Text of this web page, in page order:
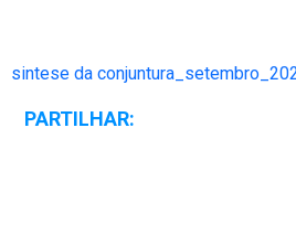
sintese da
PARTILHAR: